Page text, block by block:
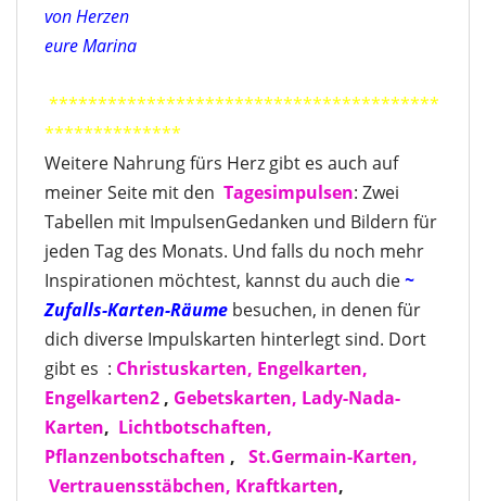
von Herzen
eure Marina
****************************************
**************
Weitere Nahrung fürs Herz gibt es auch auf
meiner Seite mit den Tagesimpulsen: Zwei
Tabellen mit ImpulsenGedanken und Bildern für
jeden Tag des Monats. Und falls du noch mehr
Inspirationen möchtest, kannst du auch die~
Zufalls-Karten-Räume besuchen, in denen für
dich diverse Impulskarten hinterlegt sind. Dort
gibt es : Christuskarten, Engelkarten,
Engelkarten2 , Gebetskarten, Lady-Nada-
Karten, Lichtbotschaften,
Pflanzenbotschaften , St.Germain-Karten,
Vertrauensstäbchen, Kraftkarten,